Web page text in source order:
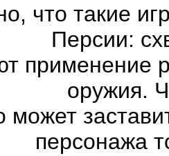
что такие
Персии:
оружия.
может
персонажа